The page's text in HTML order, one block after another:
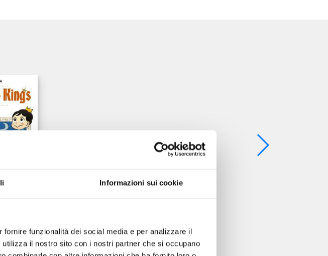
Informazioni sui cookie
funzionalità dei social media e per analizzare il
il nostro sito con i nostri partner che si occupano